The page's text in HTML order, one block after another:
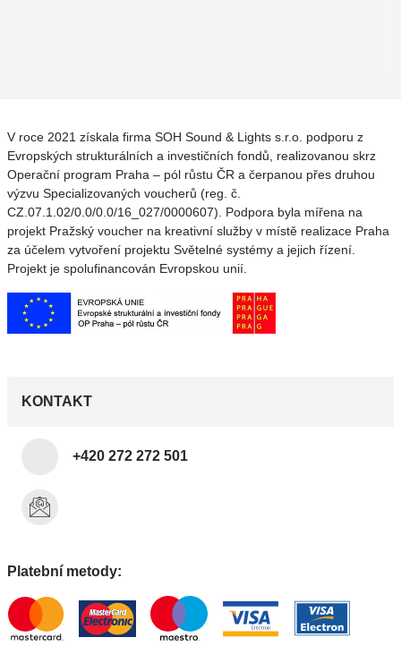
V roce 2021 získala firma SOH Sound & Lights s.r.o. podporu z
Evropských strukturálních a investičních fondů, realizovanou skrz
Operační program Praha – pól růstu ČR a čerpanou přes druhou
výzvu Specializovaných voucherů (reg. č.
CZ.07.1.02/0.0/0.0/16_027/0000607). Podpora byla mířena na
projekt Pražský voucher na kreativní služby v místě realizace Praha
za účelem vytvoření projektu Světelné systémy a jejich řízení.
Projekt je spolufinancován Evropskou unií.
KONTAKT
+420 272 272 501
Platební metody: